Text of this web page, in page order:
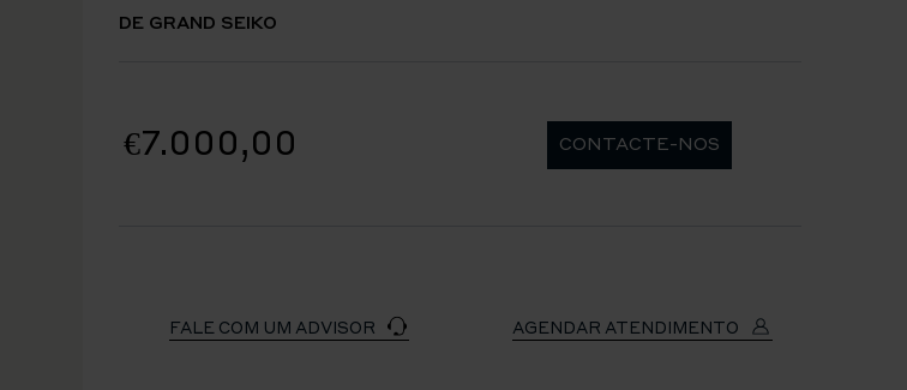
DE GRAND SEIKO
€7.000,00 CONTACTE-NOS
FALE COM UM ADVISOR AGENDAR ATENDIMENTO